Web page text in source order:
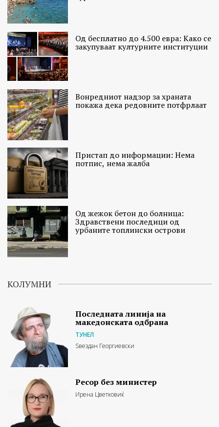
Од бесплатно до 4.500 евра: Како се
закупуваат културните институции
Вонредниот надзор за храната
покажа дека редовните потфрлаат
Пристап до информации: Нема
потпис, нема жалба
Од жежок бетон до болница:
Здравствени последици од
урбаните топлински острови
КОЛУМНИ
Последната линија на
македонската одбрана
ТУНЕЛ
Ѕвездан Георгиевски
Ресор без министер
Ирена Цветковиќ